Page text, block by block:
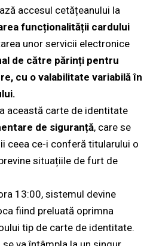
accesul cetățeanului la
funcționalității cardului
unor servicii electronice
de către părinți pentru
cu o valabilitate variabilă în
această carte de identitate
de siguranță, care se
ceea ce-i conferă titularului o
situațiile de furt de
13:00, sistemul devine
fiind preluată oprimna
tip de carte de identitate.